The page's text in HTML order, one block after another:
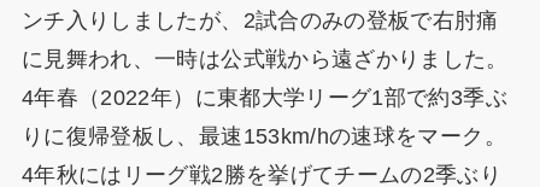
ンチ入りしましたが、2試合のみの登板で右肘痛
に見舞われ、一時は公式戦から遠ざかりました。
4年春（2022年）に東都大学リーグ1部で約3季ぶ
りに復帰登板し、最速153km/hの速球をマーク。
4年秋にはリーグ戦2勝を挙げてチームの2季ぶり